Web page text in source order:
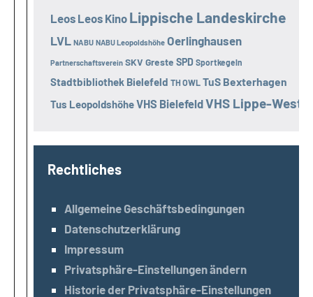
Leos Leos Kino Lippische Landeskirche
LVL NABU NABU Leopoldshöhe Oerlinghausen
Partnerschaftsverein SKV Greste SPD Sportkegeln
Stadtbibliothek Bielefeld TH OWL TuS Bexterhagen
Tus LeopoldshöheVHS BielefeldVHS Lippe-West
Rechtliches
Allgemeine Geschäftsbedingungen
Datenschutzerklärung
Impressum
Privatsphäre-Einstellungen ändern
Historie der Privatsphäre-Einstellungen